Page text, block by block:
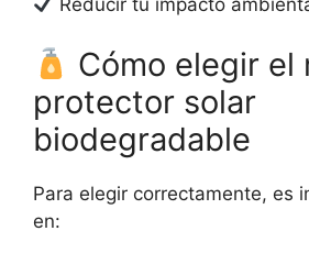
Cómo elegir el
protector solar
biodegradable
Para elegir correctamente, es
en: